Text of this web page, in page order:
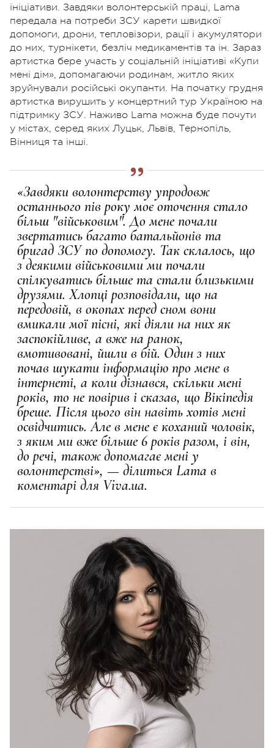
ініціативи. Завдяки волонтерській праці, Lama
передала на потреби ЗСУ карети швидкої
допомоги, дрони, тепловізори, рації і акумулятори
до них, турнікети, безліч медикаментів та ін. Зараз
артистка бере участь у соціальній ініціативі «Купи
мені дім», допомагаючи родинам, житло яких
зруйнували російські окупанти. На початку грудня
артистка вирушить у концертний тур Україною на
підтримку ЗСУ. Наживо Lama можна буде почути
у містах, серед яких Луцьк, Львів, Тернопіль,
Вінниця та інші.
«Завдяки волонтерству упродовж
останнього пів року моє оточення стало
більш "військовим". До мене почали
звертатись багато батальйонів та
бригад ЗСУ по допомогу. Так склалось, що
з деякими військовими ми почали
спілкуватись більше та стали близькими
друзями. Хлопці розповідали, що на
передовій, в окопах перед сном вони
вмикали мої пісні, які діяли на них як
заспокійливе, а вже на ранок,
вмотивовані, йшли в бій. Один з них
почав шукати інформацію про мене в
інтернеті, а коли дізнався, скільки мені
років, то не повірив і сказав, що Вікіпедія
бреше. Після цього він навіть хотів мені
освідчитись. Але в мене є коханий чоловік,
з яким ми вже більше 6 років разом, і він,
до речі, також допомагає мені у
волонтерстві», — ділиться Lama в
коментарі для Viva.ua.